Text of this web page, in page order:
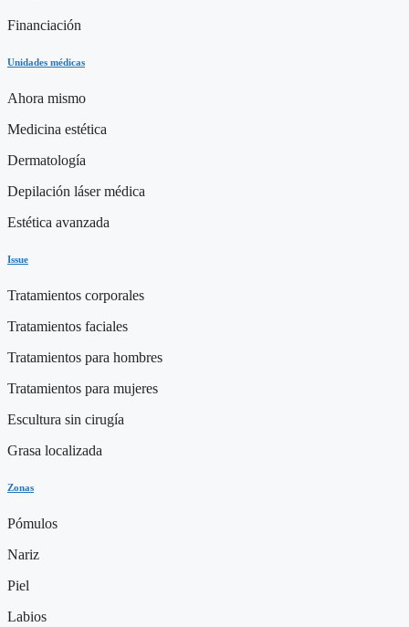
Financiación
Unidades médicas
Ahora mismo
Medicina estética
Dermatología
Depilación láser médica
Estética avanzada
Issue
Tratamientos corporales
Tratamientos faciales
Tratamientos para hombres
Tratamientos para mujeres
Escultura sin cirugía
Grasa localizada
Zonas
Pómulos
Nariz
Piel
Labios